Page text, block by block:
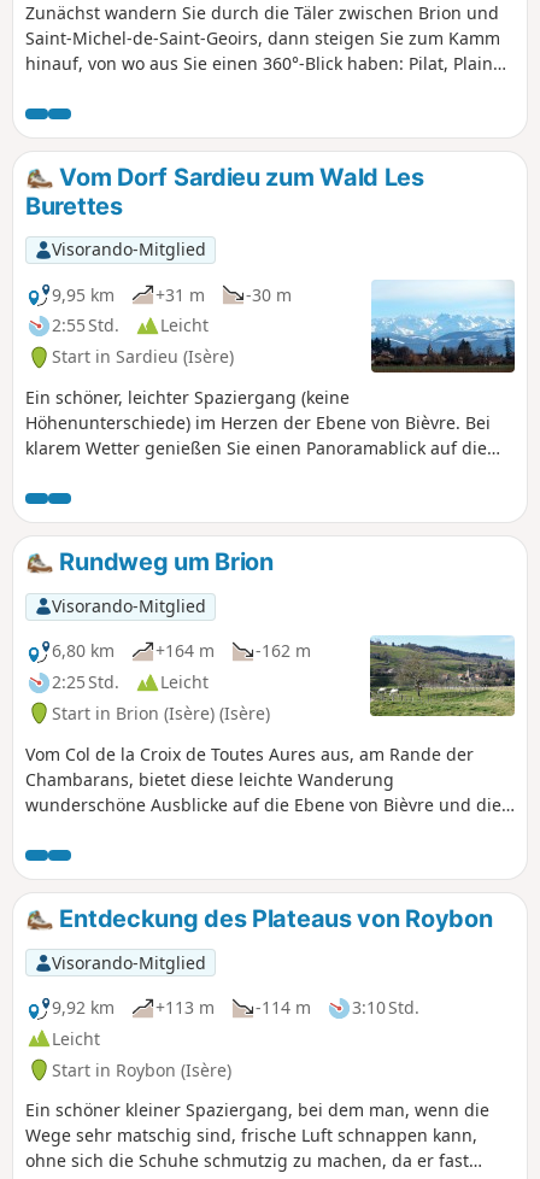
Zunächst wandern Sie durch die Täler zwischen Brion und
Saint-Michel-de-Saint-Geoirs, dann steigen Sie zum Kamm
hinauf, von wo aus Sie einen 360°-Blick haben: Pilat, Plaine
durchqueren Sie den Wald von Mouillasson, bevor Sie zum
Parkplatz zurückkehren.
Vom Dorf Sardieu zum Wald Les
Burettes
Visorando-Mitglied
9,95 km
+31 m
-30 m
2:55 Std.
Leicht
Start in Sardieu (Isère)
Ein schöner, leichter Spaziergang (keine
Höhenunterschiede) im Herzen der Ebene von Bièvre. Bei
klarem Wetter genießen Sie einen Panoramablick auf die
bezaubernden Teichen des Bois des Burettes vorbei.
Rundweg um Brion
Visorando-Mitglied
6,80 km
+164 m
-162 m
2:25 Std.
Leicht
Start in Brion (Isère) (Isère)
Vom Col de la Croix de Toutes Aures aus, am Rande der
Chambarans, bietet diese leichte Wanderung
wunderschöne Ausblicke auf die Ebene von Bièvre und die
Entdeckung des Plateaus von Roybon
Visorando-Mitglied
9,92 km
+113 m -114 m
3:10 Std.
Leicht
Start in Roybon (Isère)
Ein schöner kleiner Spaziergang, bei dem man, wenn die
Wege sehr matschig sind, frische Luft schnappen kann,
ohne sich die Schuhe schmutzig zu machen, da er fast